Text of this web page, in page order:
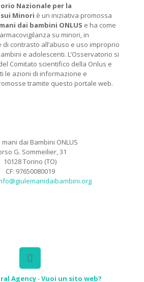
Nazionale per la
Minori è un iniziativa promossa
dai bambini ONLUS e ha come
su minori, in
contrasto all’abuso e uso improprio
e adolescenti. L’Osservatorio si
Comitato scientifico della Onlus e
le azioni di informazione e
tramite questo portale web.
mani dai Bambini ONLUS
G. Sommeilier, 31
10128 Torino (TO)
CF: 97650080019
Agency-Vuoi un sito web?